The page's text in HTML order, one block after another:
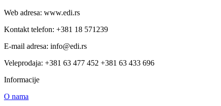
Web adresa: www.edi.rs
Kontakt telefon: +381 18 571239
E-mail adresa: info@edi.rs
Veleprodaja: +381 63 477 452 +381 63 433 696
Informacije
O nama